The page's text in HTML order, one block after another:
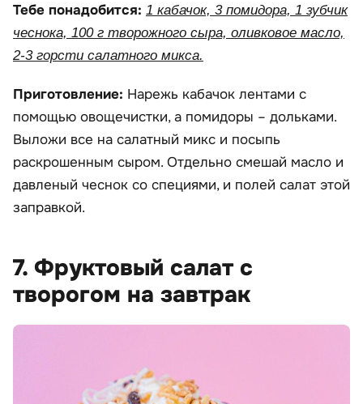
Тебе понадобится: 1 кабачок, 3 помидора, 1 зубчик
чеснока, 100 г творожного сыра, оливковое масло,
2-3 горсти салатного микса.
Приготовление: Нарежь кабачок лентами с
помощью овощечистки, а помидоры – дольками.
Выложи все на салатный микс и посыпь
раскрошенным сыром. Отдельно смешай масло и
давленый чеснок со специями, и полей салат этой
заправкой.
7. Фруктовый салат с
творогом на завтрак